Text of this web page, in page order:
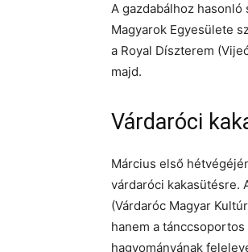
A gazdabálhoz hasonló
Magyarok Egyesülete
a Royal Díszterem
majd.
Várdaróci
Március első
várdaróci kakasütésre.
(Várdaróc Magyar
hanem a
hagyományának